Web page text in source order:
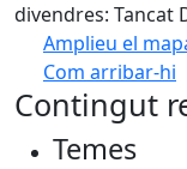
divendres: Tancat
Amplieu el
Com arribar-hi
+
Contingut
Temes